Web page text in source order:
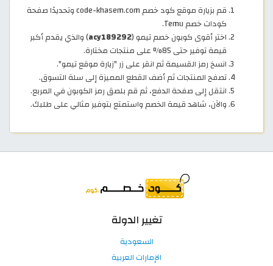
قم بزيارة موقع كود خصم code-khasem.com وتحديدًا صفحة
كودات خصم Temu.
اختر أقوى كوبون خصم تيمو (acy189292) والذي يقدم أكبر
قيمة توفير حتى 85% على منتجات مختارة.
انسخ رمز القسيمة ثم انقر على زر "زيارة موقع تيمو".
تصفح المنتجات ثم أضف القطع المميزة إلى سلة التسوق.
انتقل إلى صفحة الدفع، ثم قم بلصق رمز الكوبون في المربع.
والآن، شاهد قيمة الخصم واستمتع بتوفير مثالي على طلبك.
تغيير الدولة
السعودية
الإمارات العربية